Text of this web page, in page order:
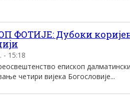
ФОТИЈЕ: Дубоки
- 15:18
епископ
четири вијека Богословије...